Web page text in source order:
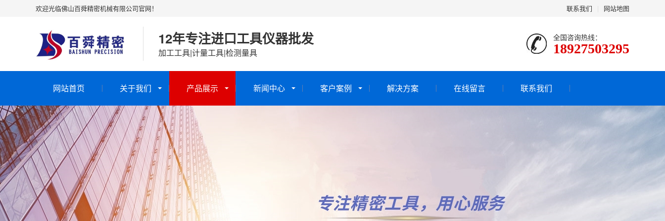
联系我们 网站地图
欢迎光临佛山百舜精密机械有限公司官网！
12年专注进口工具仪器批发
加工工具|计量工具|检测量具
全国咨询热线：
18927503295
网站首页 关于我们 产品展示 新闻中心 客户案例 解决方案 在线留言 联系我们